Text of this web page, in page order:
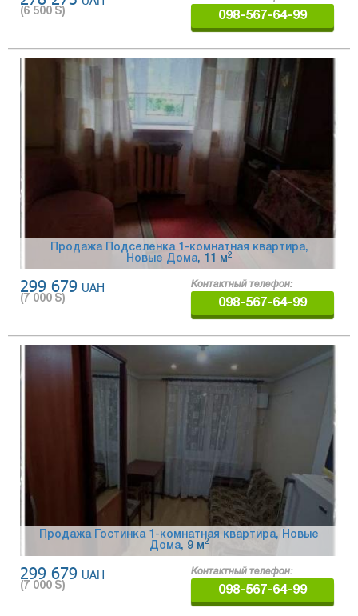
(6 500 $) 098-567-64-99
Продажа Подселенка 1-комнатная квартира,
Новые Дома, 11 м2
299 679 UAH
(7 000 $)
Контактный телефон:
098-567-64-99
Продажа Гостинка 1-комнатная квартира, Новые
Дома, 9 м2
299 679 UAH
(7 000 $)
Контактный телефон:
098-567-64-99